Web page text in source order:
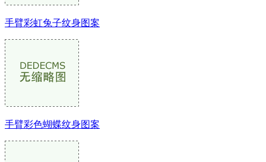
手臂彩虹兔子纹身图案
手臂彩色蝴蝶纹身图案